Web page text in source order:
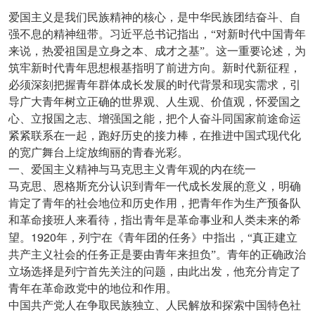
爱国主义是我们民族精神的核心，是中华民族团结奋斗、自
强不息的精神纽带。习近平总书记指出，“对新时代中国青年
来说，热爱祖国是立身之本、成才之基”。这一重要论述，为
筑牢新时代青年思想根基指明了前进方向。新时代新征程，
必须深刻把握青年群体成长发展的时代背景和现实需求，引
导广大青年树立正确的世界观、人生观、价值观，怀爱国之
心、立报国之志、增强国之能，把个人奋斗同国家前途命运
紧紧联系在一起，跑好历史的接力棒，在推进中国式现代化
的宽广舞台上绽放绚丽的青春光彩。
一、爱国主义精神与马克思主义青年观的内在统一
马克思、恩格斯充分认识到青年一代成长发展的意义，明确
肯定了青年的社会地位和历史作用，把青年作为生产预备队
和革命接班人来看待，指出青年是革命事业和人类未来的希
望。 1920年，列宁在《青年团的任务》中指出，“真正建立
共产主义社会的任务正是要由青年来担负”。青年的正确政治
立场选择是列宁首先关注的问题，由此出发，他充分肯定了
青年在革命政党中的地位和作用。
中国共产党人在争取民族独立、人民解放和探索中国特色社